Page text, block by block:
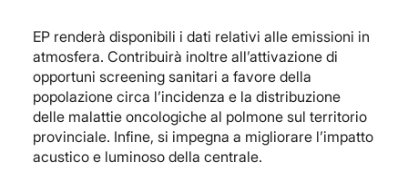
EP renderà disponibili i dati relativi alle emissioni in
atmosfera. Contribuirà inoltre all’attivazione di
opportuni screening sanitari a favore della
popolazione circa l’incidenza e la distribuzione
delle malattie oncologiche al polmone sul territorio
provinciale. Infine, si impegna a migliorare l’impatto
acustico e luminoso della centrale.